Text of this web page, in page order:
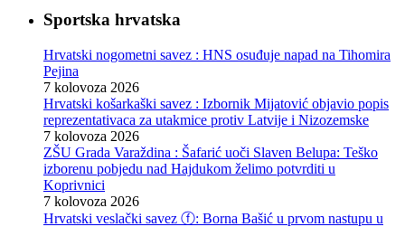
Sportska hrvatska
Hrvatski nogometni savez : HNS osuđuje napad na Tihomira
Pejina
7 kolovoza 2026
Hrvatski košarkaški savez : Izbornik Mijatović objavio popis
reprezentativaca za utakmice protiv Latvije i Nizozemske
7 kolovoza 2026
ZŠU Grada Varaždina : Šafarić uoči Slaven Belupa: Teško
izborenu pobjedu nad Hajdukom želimo potvrditi u
Koprivnici
7 kolovoza 2026
Hrvatski veslački savez ⓕ: Borna Bašić u prvom nastupu u